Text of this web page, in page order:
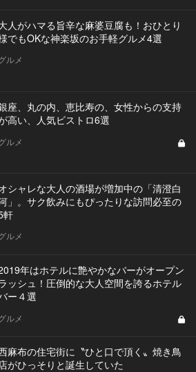
人がハマる旨辛な麻婆豆腐も！おひとり
でもOKな神楽坂のお手軽グルメ4選
ルメ
座、丸の内、恵比寿の、女性からの支持
高い、人気ビストロ6選
ルメ
シャレな大人の酒場が増加中の「清澄白
」。サク飲みにもぴったりな訪問必至の
軒
ルメ
年はホテルに艶やかなバーがオープン
ッシュ！圧倒的な大人空間を誇るホテル
ー４選
ルメ
麻布の住宅街に〝ひと口で頂く〟焼き鳥
店がひっそりと誕生していた